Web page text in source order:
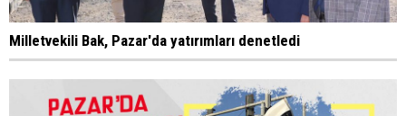
Milletvekili Bak, Pazar'da yatırımları denetledi